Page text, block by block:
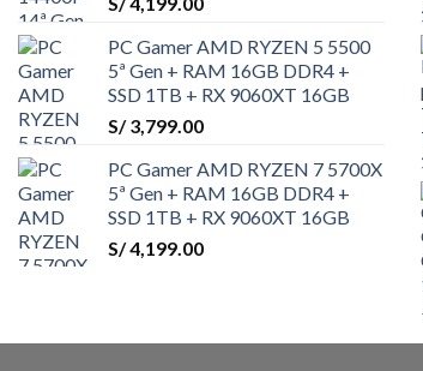
PC Gamer AMD RYZEN 5 5500
5ª Gen + RAM 16GB DDR4 +
SSD 1TB + RX 9060XT 16GB
S/3,799.00
PC Gamer AMD RYZEN 7 5700X
5ª Gen + RAM 16GB DDR4 +
SSD 1TB + RX 9060XT 16GB
S/4,199.00